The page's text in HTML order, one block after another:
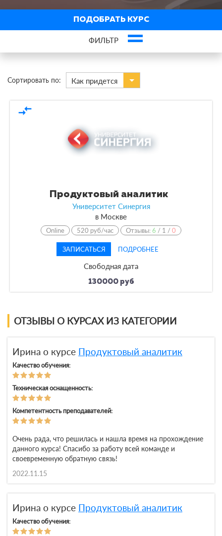
Сортировать по: Как придется
compare_arrows
Продуктовый аналитик
Университет Синергия
в Москве
Online 520 руб/час Отзывы:6 / 1 /0
ЗАПИСАТЬСЯ ПОДРОБНЕЕ
Свободная дата
130000 руб
ОТЗЫВЫ О КУРСАХ ИЗ КАТЕГОРИИ
Ирина о курсе Продуктовый аналитик
Качество обучения:
Техническая оснащенность:
Компетентность преподавателей:
Очень рада, что решилась и нашла время на прохождение
данного курса! Спасибо за работу всей команде и
своевременную обратную связь!
2022.11.15
Ирина о курсе Продуктовый аналитик
Качество обучения:
ПОДОБРАТЬ КУРС
ФИЛЬТР
В городах
По виду
По форме обучения